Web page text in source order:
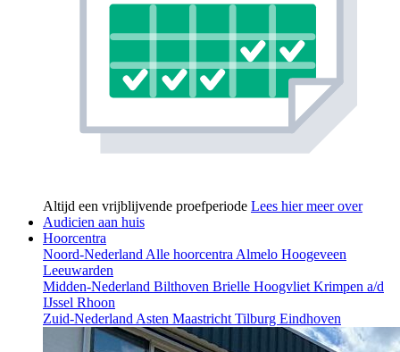
Altijd een vrijblijvende proefperiode Lees hier meer over
Audicien aan huis
Hoorcentra
Noord-NederlandAlle hoorcentraAlmelo Hoogeveen
Leeuwarden
Midden-Nederland Bilthoven Brielle HoogvlietKrimpen a/d
IJssel Rhoon
Zuid-NederlandAsten MaastrichtTilburg Eindhoven